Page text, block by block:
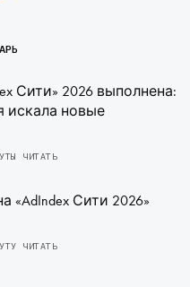
Сити» 2026 выполнена:
искала новые
ЧИТАТЬ
«AdIndex Сити 2026»
ЧИТАТЬ